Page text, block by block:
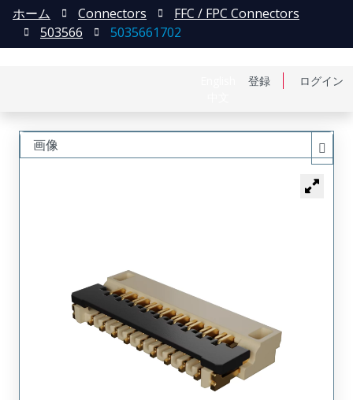
登録 ログイン
ホーム Connectors
FFC / FPC Connectors
503566
5035661702
画像